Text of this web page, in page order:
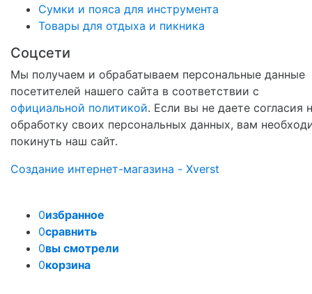
Сумки и пояса для инструмента
Товары для отдыха и пикника
Соцсети
Мы получаем и обрабатываем персональные данные
посетителей нашего сайта в соответствии с
официальной политикой. Если вы не даете согласия
обработку своих персональных данных, вам
покинуть наш сайт.
Создание интернет-магазина - Xverst
0избранное
0сравнить
0вы смотрели
0корзина